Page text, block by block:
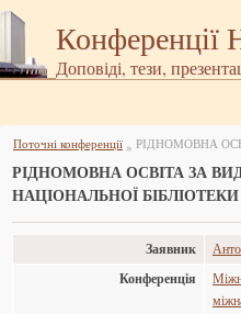
Доповіді, тези,
Поточні конференції »
РІДНОМОВНА ОСВІТА ЗА
НАЦІОНАЛЬНОЇ
Заявник
Конференція